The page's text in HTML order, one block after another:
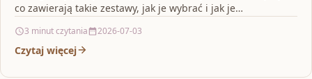
co zawierają takie zestawy, jak je wybrać i jak je…
3 minut czytania 2026-07-03
Czytaj więcej